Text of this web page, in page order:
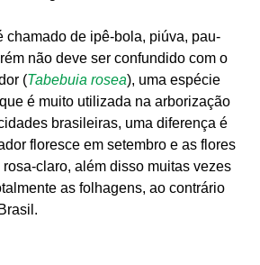
chamado de ipê-bola, piúva, pau-
não deve ser confundido com o
(Tabebuia rosea), uma espécie
é muito utilizada na arborização
brasileiras, uma diferença é
floresce em setembro e as flores
claro, além disso muitas vezes
as folhagens, ao contrário